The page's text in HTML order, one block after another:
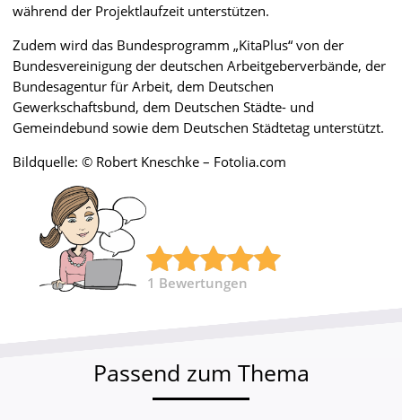
während der Projektlaufzeit unterstützen.
Zudem wird das Bundesprogramm „KitaPlus“ von der
Bundesvereinigung der deutschen Arbeitgeberverbände, der
Bundesagentur für Arbeit, dem Deutschen
Gewerkschaftsbund, dem Deutschen Städte- und
Gemeindebund sowie dem Deutschen Städtetag unterstützt.
Bildquelle: © Robert Kneschke – Fotolia.com
1 Bewertungen
Passend zum Thema